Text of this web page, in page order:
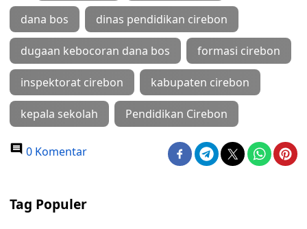
dana bos dinas pendidikan cirebon
dugaan kebocoran dana bos formasi cirebon
inspektorat cirebon kabupaten cirebon
kepala sekolah Pendidikan Cirebon
0 Komentar
Tag Populer